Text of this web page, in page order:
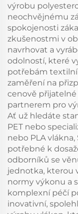
výrobu
neochvějnému
spokojenosti
zkušenostmi v
navrhovat a
odolností, které
potřebám
zaměření na
cenově
partnerem pro
Ať už hledáte
PET nebo
nebo PLA
potřebné k
odborníků se
jednotka, kterou
normy výkonu a
komplexní péčí
inovativní,